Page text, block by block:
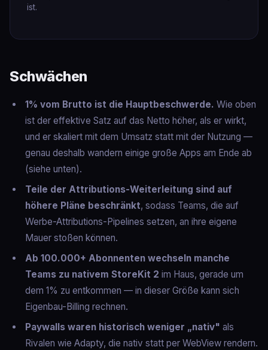
ist.
Schwächen
1% vom Brutto ist die Hauptbeschwerde. Wie oben
ist der effektive Satz auf das Netto höher, als er wirkt,
und er skaliert mit dem Umsatz statt mit der Nutzung —
genau deshalb wandern einige große Apps am Ende ab
(siehe unten).
Teile der Attributions-Weiterleitung sind auf
höhere Pläne beschränkt, sodass Teams, die auf
Werbe-Attributions-Pipelines setzen, an ihre eigene
Mauer stoßen können.
Ab 100.000+ Abonnenten wechseln manche
Teams zu nativem StoreKit 2 im Haus, gerade um
dem 1% zu entkommen — in dieser Größe kann sich
Eigenbau-Billing rechnen.
Paywalls waren historisch weniger „nativ" als
Rivalen wie Adapty, die nativ statt per WebView rendern.